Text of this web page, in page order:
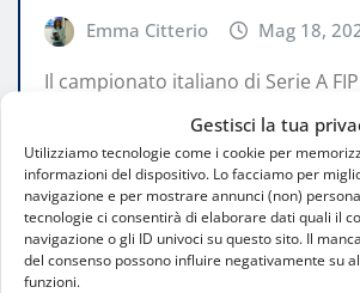
Gestisci la tua
Utilizziamo tecnologie come i cookie per
informazioni del dispositivo. Lo facciamo per
navigazione e per mostrare annunci (non)
tecnologie ci consentirà di elaborare dati quali il
navigazione o gli ID univoci su questo sito. Il
del consenso possono influire negativamente su
funzioni.
Emma Citterio Mag 18,
Il campionato italiano di Serie A
carrozzina vive un epilogo
vittoria di Unipol…
LEGGI TUTTO